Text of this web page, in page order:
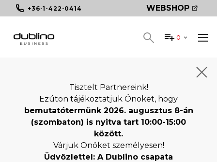
+36-1-422-0414 WEBSHOP
0
Tisztelt Partnereink!
Ezúton tájékoztatjuk Önöket, hogy
bemutatótermünk 2026. augusztus 8-án
(szombaton) is nyitva tart 10:00-15:00
között.
Várjuk Önöket személyesen!
Üdvözlettel: A Dublino csapata